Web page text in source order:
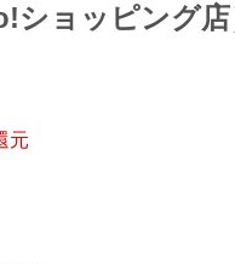
ショッピング
元